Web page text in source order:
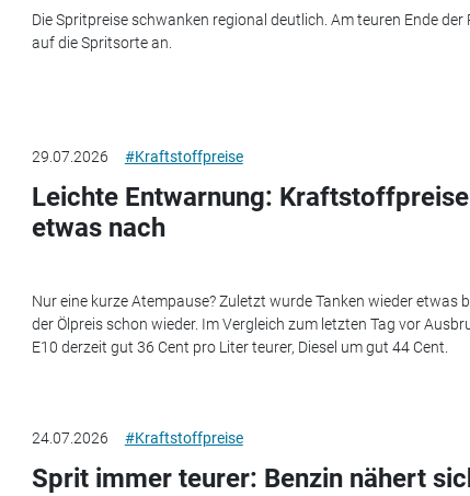
Die Spritpreise schwanken regional deutlich. Am teuren Ende
auf die Spritsorte an.
29.07.2026 #Kraftstoffpreise
Leichte Entwarnung:
etwas nach
Nur eine kurze Atempause? Zuletzt wurde Tanken wieder etwas
der Ölpreis schon wieder. Im Vergleich zum letzten Tag vor
E10 derzeit gut 36 Cent pro Liter teurer, Diesel um gut 44 Cent.
24.07.2026 #Kraftstoffpreise
Sprit immer teurer: Benzin nähert